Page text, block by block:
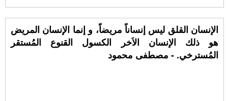
الإنسان القلق ليس إنساناً مريضاً، و إنما الإنسان المريض
هو ذلك الإنسان الاَخر الكسول القنوع المُستقر
المُسترخي. - مصطفى محمود